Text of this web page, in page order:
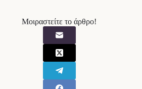
Μοιραστείτε το άρθρο!